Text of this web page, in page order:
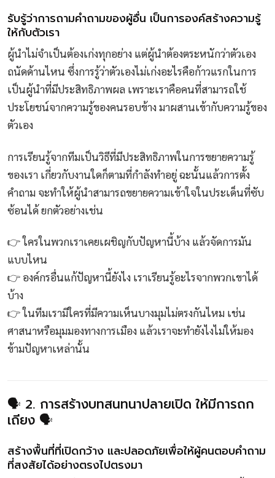
รับรู้ว่าการถามคำถามของผู้อื่น เป็นการองค์สร้างความรู้
ให้กับตัวเรา
ผู้นำไม่จำเป็นต้องเก่งทุกอย่าง แต่ผู้นำต้องตระหนักว่าตัวเอง
ถนัดด้านไหน ซึ่งการรู้ว่าตัวเองไม่เก่งอะไรคือก้าวแรกในการ
เป็นผู้นำที่มีประสิทธิภาพผล เพราะเราคือคนที่สามารถใช้
ประโยชน์จากความรู้ของคนรอบข้าง มาผสานเข้ากับความรู้ของ
ตัวเอง
การเรียนรู้จากทีมเป็นวิธีที่มีประสิทธิภาพในการขยายความรู้
ของเรา เกี่ยวกับงานใดก็ตามที่กำลังทำอยู่ ฉะนั้นแล้วการตั้ง
คำถาม จะทำให้ผู้นำสามารถขยายความเข้าใจในประเด็นที่ซับ
ซ้อนได้ ยกตัวอย่างเช่น
👉 ใครในพวกเราเคยเผชิญกับปัญหานี้บ้าง แล้วจัดการมัน
แบบไหน
👉 องค์กรอื่นแก้ปัญหานี้ยังไง เราเรียนรู้อะไรจากพวกเขาได้
บ้าง
👉 ในทีมเรามีใครที่มีความเห็นบางมุมไม่ตรงกันไหม เช่น
ศาสนาหรือมุมมองทางการเมือง แล้วเราจะทำยังไงไม่ให้มอง
ข้ามปัญหาเหล่านั้น
🗣️ 2. การสร้างบทสนทนาปลายเปิด ให้มีการถก
เถียง 🗣️
สร้างพื้นที่ที่เปิดกว้าง และปลอดภัยเพื่อให้ผู้คนตอบคำถาม
ที่สงสัยได้อย่างตรงไปตรงมา